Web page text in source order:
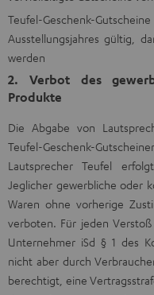
Teufel-Geschenk-
Ausstellungsjahres gültig,
werden
2. Verbot des
Produkte
Die Abgabe von
Teufel-Geschenk-
Lautsprecher Teufel
Jeglicher gewerbliche oder
Waren ohne vorherige
verboten. Für jeden
Unternehmer iSd § 1 des
nicht aber durch
berechtigt, eine